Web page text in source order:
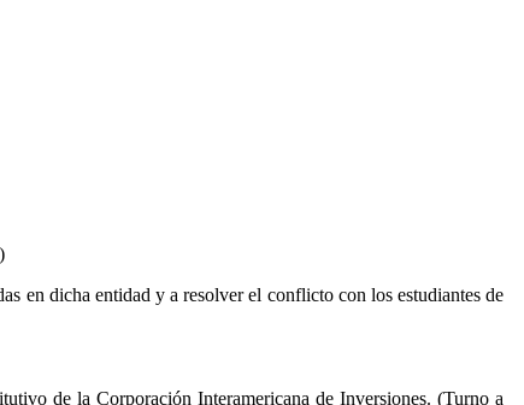
en dicha entidad y a resolver el conflicto con los estudiantes de
de la Corporación Interamericana de Inversiones. (Turno a